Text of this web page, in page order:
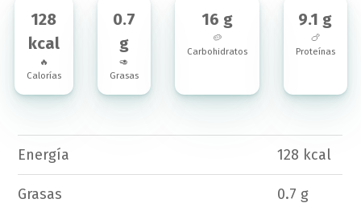
128
kcal
🔥
Calorías
0.7
g
🥑
Grasas
16 g
🥔
Carbohidratos
9.1 g
🍗
Proteínas
Energía 128 kcal
Grasas 0.7 g